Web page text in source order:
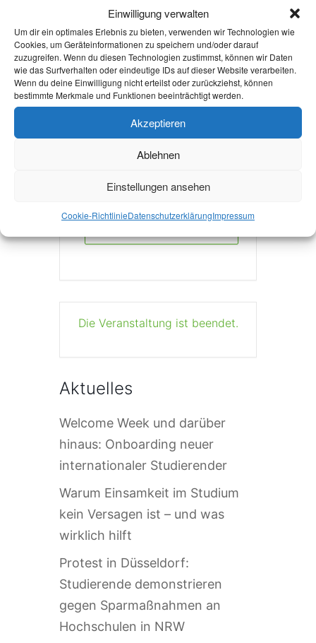
Einwilligung verwalten
Um dir ein optimales Erlebnis zu bieten, verwenden wir Technologien wie
Cookies, um Geräteinformationen zu speichern und/oder darauf
zuzugreifen. Wenn du diesen Technologien zustimmst, können wir Daten
wie das Surfverhalten oder eindeutige IDs auf dieser Website verarbeiten.
Wenn du deine Einwilligung nicht erteilst oder zurückziehst, können
bestimmte Merkmale und Funktionen beeinträchtigt werden.
Akzeptieren
Ablehnen
Einstellungen ansehen
Cookie-RichtlinieDatenschutzerklärungImpressum
aachen.de/
Mehr Infos
Die Veranstaltung ist beendet.
Aktuelles
Welcome Week und darüber
hinaus: Onboarding neuer
internationaler Studierender
Warum Einsamkeit im Studium
kein Versagen ist – und was
wirklich hilft
Protest in Düsseldorf:
Studierende demonstrieren
gegen Sparmaßnahmen an
Hochschulen in NRW